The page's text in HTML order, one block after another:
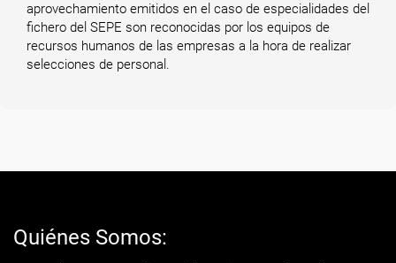
aprovechamiento emitidos en el caso de especialidades del
fichero del SEPE son reconocidas por los equipos de
recursos humanos de las empresas a la hora de realizar
selecciones de personal.
Quiénes Somos: